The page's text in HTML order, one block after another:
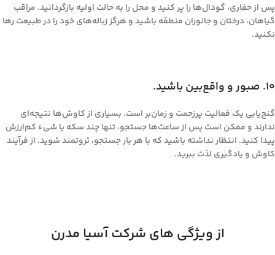
پس از حفاری، گودال‌ها را پر کنید و محل را به حالت اولیه بازگردانید. مراقب
گیاهان، درختان و جانوران منطقه باشید و هرگز زباله‌های خود را در طبیعت رها
نکنید.
۱۰. صبور و واقع‌بین باشید.
گنج‌یابی یک فعالیت پرزحمت و زمان‌بر است. بسیاری از کاوش‌ها نتیجه‌ای
ندارند و ممکن است پس از ساعت‌ها جستجو، تنها چند سکه یا شیء کم‌ارزش
پیدا کنید. انتظار نداشته باشید که با هر بار جستجو، ثروتمند شوید. از فرآیند
کاوش و یادگیری لذت ببرید.
از ویژگی های شرکت آسیا مدرن